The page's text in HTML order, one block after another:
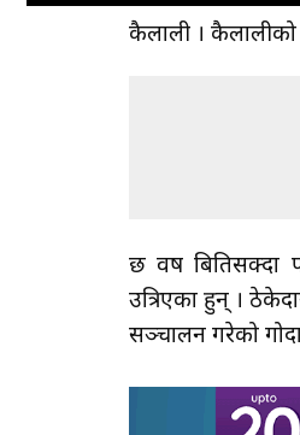
कैलाली । कैलालीको
छ वर्ष बितिसक्दा
उत्रिएका हुन् ।
सञ्चालन गरेको